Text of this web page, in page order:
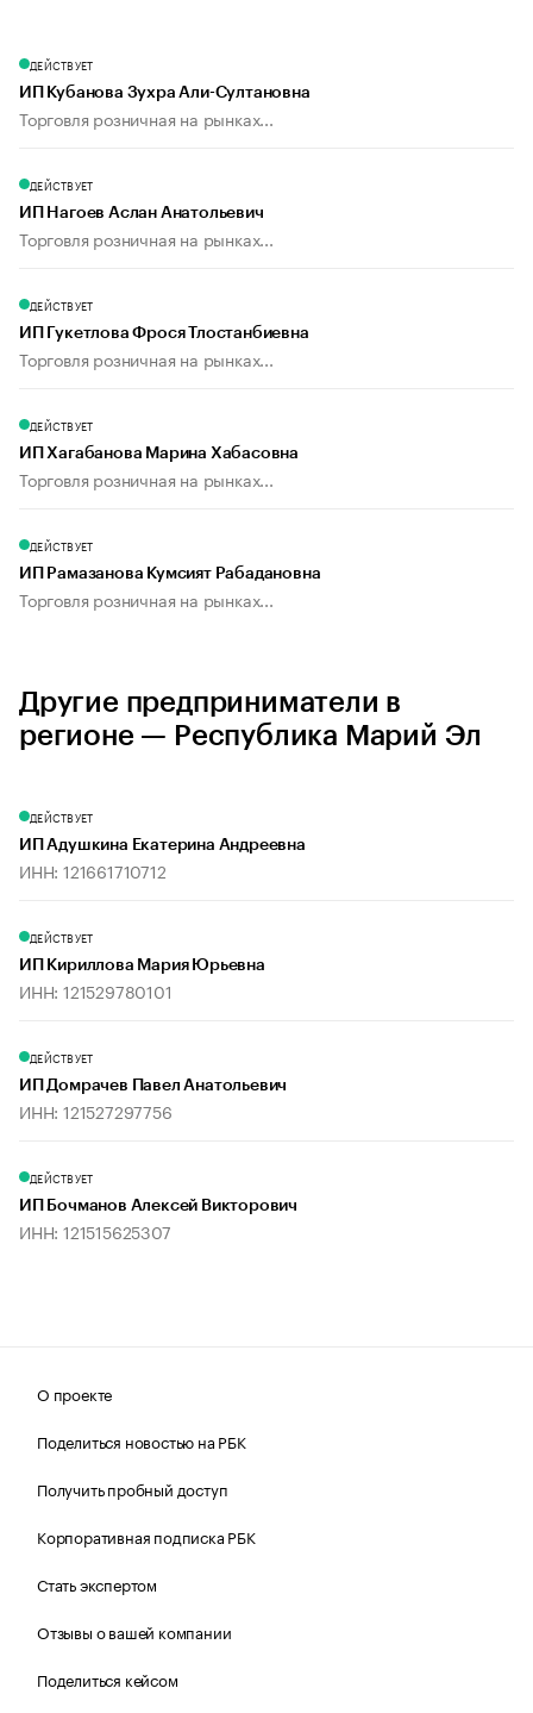
ДЕЙСТВУЕТ
ИП Кубанова Зухра Али-Султановна
Торговля розничная на рынках...
ДЕЙСТВУЕТ
ИП Нагоев Аслан Анатольевич
Торговля розничная на рынках...
ДЕЙСТВУЕТ
ИП Гукетлова Фрося Тлостанбиевна
Торговля розничная на рынках...
ДЕЙСТВУЕТ
ИП Хагабанова Марина Хабасовна
Торговля розничная на рынках...
ДЕЙСТВУЕТ
ИП Рамазанова Кумсият Рабадановна
Торговля розничная на рынках...
Другие предприниматели в
регионе — Республика Марий Эл
ДЕЙСТВУЕТ
ИП Адушкина Екатерина Андреевна
ИНН: 121661710712
ДЕЙСТВУЕТ
ИП Кириллова Мария Юрьевна
ИНН: 121529780101
ДЕЙСТВУЕТ
ИП Домрачев Павел Анатольевич
ИНН: 121527297756
ДЕЙСТВУЕТ
ИП Бочманов Алексей Викторович
ИНН: 121515625307
О проекте
Поделиться новостью на РБК
Получить пробный доступ
Корпоративная подписка РБК
Стать экспертом
Отзывы о вашей компании
Поделиться кейсом